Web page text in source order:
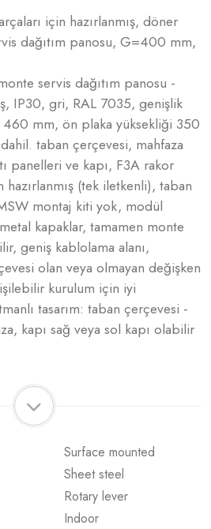
için hazırlanmış, döner
dağıtım panosu, G=400 mm,
servis dağıtım panosu -
IP30, gri, RAL 7035, genişlik
mm, ön plaka yüksekliği 350
taban çerçevesi, mahfaza
panelleri ve kapı, F3A rakor
hazırlanmış (tek iletkenli), taban
montaj kiti yok, modül
kapaklar, tamamen monte
geniş kablolama alanı,
olan veya olmayan değişken
kurulum için iyi
tasarım: taban çerçevesi -
kapı sağ veya sol kapı olabilir
Surface mounted
Sheet steel
Rotary lever
Indoor